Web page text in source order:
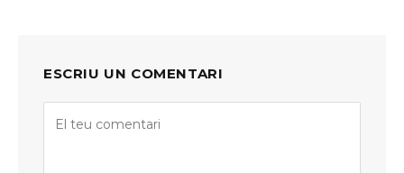
ESCRIU UN COMENTARI